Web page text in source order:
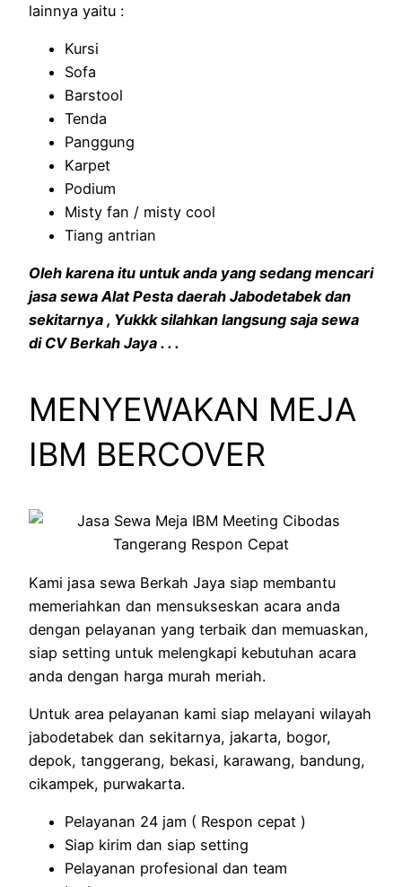
lainnya yaitu :
Kursi
Sofa
Barstool
Tenda
Panggung
Karpet
Podium
Misty fan / misty cool
Tiang antrian
Oleh karena itu untuk anda yang sedang mencari
jasa sewa Alat Pesta daerah Jabodetabek dan
sekitarnya , Yukkk silahkan langsung saja sewa
di CV Berkah Jaya . . .
MENYEWAKAN MEJA
IBM BERCOVER
Kami jasa sewa Berkah Jaya siap membantu
memeriahkan dan mensukseskan acara anda
dengan pelayanan yang terbaik dan memuaskan,
siap setting untuk melengkapi kebutuhan acara
anda dengan harga murah meriah.
Untuk area pelayanan kami siap melayani wilayah
jabodetabek dan sekitarnya, jakarta, bogor,
depok, tanggerang, bekasi, karawang, bandung,
cikampek, purwakarta.
Pelayanan 24 jam ( Respon cepat )
Siap kirim dan siap setting
Pelayanan profesional dan team